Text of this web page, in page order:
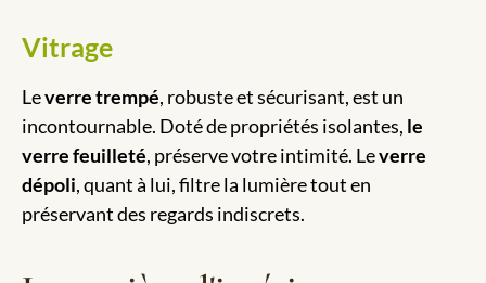
Vitrage
Leverre trempé, robuste et sécurisant, est un
incontournable. Doté de propriétés isolantes, le
verre feuilleté, préserve votre intimité. Leverre
dépoli, quant à lui, filtre la lumière tout en
préservant des regards indiscrets.